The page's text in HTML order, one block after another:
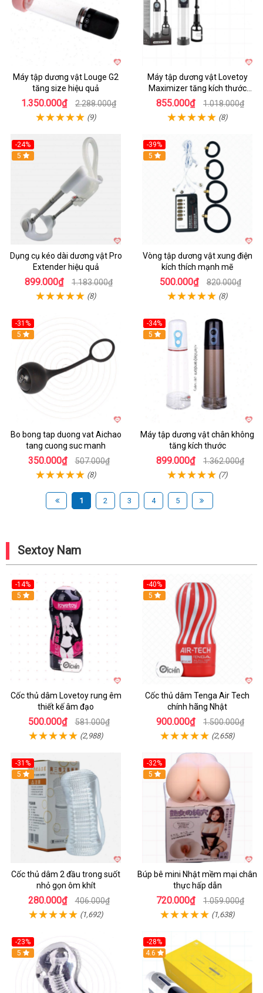
Máy tập dương vật Louge G2
tăng size hiệu quả
1.350.000₫ 2.288.000₫
(9)
Máy tập dương vật Lovetoy
Maximizer tăng kích thước
nhanh
855.000₫ 1.018.000₫
(8)
-24%
Hot
5
Dụng cụ kéo dài dương vật Pro
Extender hiệu quả
899.000₫ 1.183.000₫
(8)
-39%
Hot
5
Vòng tập dương vật xung điện
kích thích mạnh mẽ
500.000₫ 820.000₫
(8)
-31%
Hot
5
Bo bong tap duong vat Aichao
tang cuong suc manh
350.000₫ 507.000₫
(8)
-34%
Hot
5
Máy tập dương vật chân không
tăng kích thước
899.000₫ 1.362.000₫
(7)
1 2 3 4 5
Sextoy Nam
-14%
Hot
5
Cốc thủ dâm Lovetoy rung êm
thiết kế âm đạo
500.000₫ 581.000₫
(2,988)
-40%
Hot
5
Cốc thủ dâm Tenga Air Tech
chính hãng Nhật
900.000₫ 1.500.000₫
(2,658)
-31%
Hot
5
Cốc thủ dâm 2 đầu trong suốt
nhỏ gọn ôm khít
280.000₫ 406.000₫
(1,692)
-32%
Hot
5
Búp bê mini Nhật mềm mại chân
thực hấp dẫn
720.000₫ 1.059.000₫
(1,638)
-23%
Hot
5
-28%
Hot
4.6